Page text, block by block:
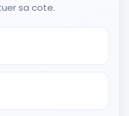
sa cote.